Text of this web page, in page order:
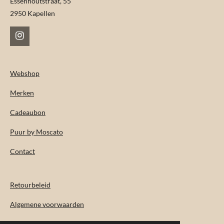
2950 Kapellen
I
n
a
r
m
Webshop
Merken
Cadeaubon
Puur by Moscato
Contact
Retourbeleid
Algemene voorwaarden